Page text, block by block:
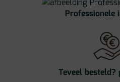
Professionele
Teveel